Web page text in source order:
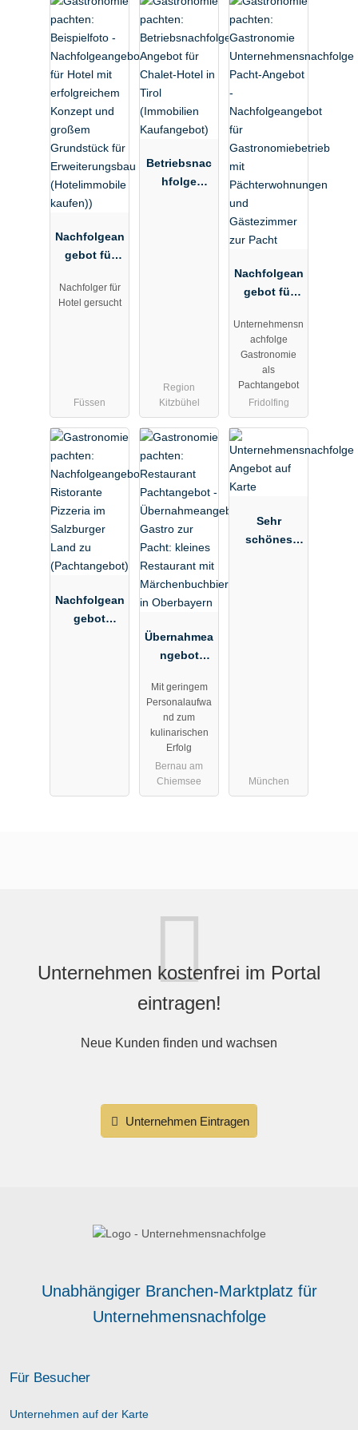
Nachfolgean
gebot für
erfolgreiche
m Konzept
sbau
(Hotelimmob
ile kaufen))
Nachfolger für
Hotel gersucht
Füssen
Betriebsnac
hfolge
Region
Kitzbühel
Nachfolgean
gebot für
betrieb mit
Pächterwoh
nungen und
Gästezimmer
zur Pacht
Unternehmensn
achfolge
Gastronomie
als
Pachtangebot
Fridolfing
Nachfolgean
gebot
Übernahmea
ngebot
Pacht:
Restaurant
mit
Märchenbuc
hbiergarten
Mit geringem
Personalaufwa
nd zum
kulinarischen
Erfolg
Bernau am
Chiemsee
Sehr
schönes
München
Unternehmen kostenfrei im Portal
eintragen!
Neue Kunden finden und wachsen
Unternehmen Eintragen
Unabhängiger Branchen-Marktplatz für
Unternehmensnachfolge
Für Besucher
Unternehmen auf der Karte